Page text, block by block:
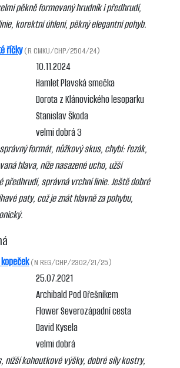
pěkně formovaný hrudník i předhrudí,
korektní úhlení, pěkný elegantní pohyb.
říčky(R CMKU/CHP/2504/24)
10.11.2024
Hamlet Plavská smečka
Dorota z Klánovického lesoparku
Stanislav Škoda
velmi dobrá 3
formát, nůžkový skus, chybí: řezák,
hlava, níže nasazené ucho, užší
předhrudí, správná vrchní linie. Ještě dobré
paty, což je znát hlavně za pohybu,
(N REG/CHP/2302/21/25)
25.07.2021
Archibald Pod Ořešníkem
Flower Severozápadní cesta
David Kysela
velmi dobrá
nižší kohoutkové výšky, dobré síly kostry,